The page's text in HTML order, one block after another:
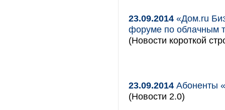
23.09.2014 «Дом.ru
форуме по облачным
(Новости короткой
23.09.2014 Абоненты
(Новости 2.0)